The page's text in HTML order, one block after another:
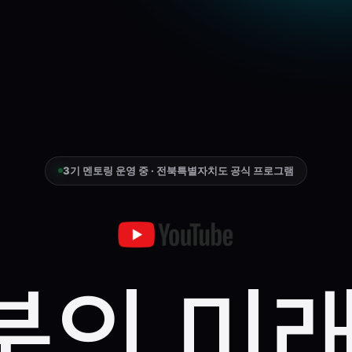
3기 멘토링 운영 중 · 전북특별자치도 공식 프로그램